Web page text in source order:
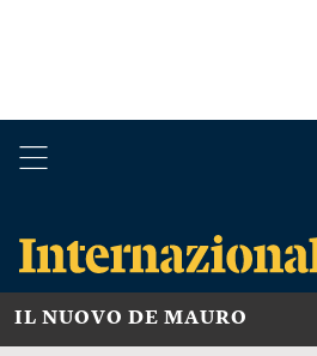
IL NUOVO DE MAURO